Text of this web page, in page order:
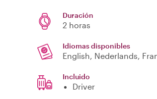
Duración
2 horas
Idiomas disponibles
English, Nederlands,
Incluido
Driver